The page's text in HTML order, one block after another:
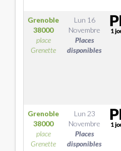
Grenoble
38000
place
Grenette
Lun 16
Novembre
Places
disponibles
Grenoble
38000
place
Grenette
Lun 23
Novembre
Places
disponibles